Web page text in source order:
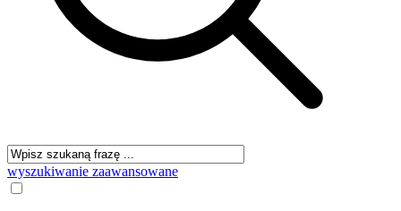
wyszukiwanie zaawansowane